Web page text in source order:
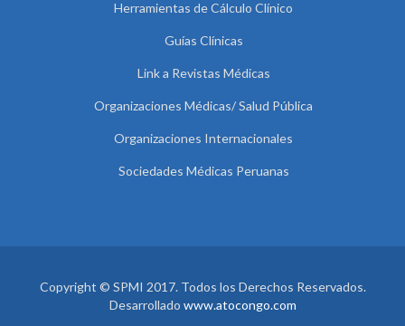
Herramientas de Cálculo Clínico
Guías Clínicas
Link a Revistas Médicas
Organizaciones Médicas/ Salud Pública
Organizaciones Internacionales
Sociedades Médicas Peruanas
Copyright © SPMI 2017. Todos los Derechos Reservados.
Desarrollado www.atocongo.com